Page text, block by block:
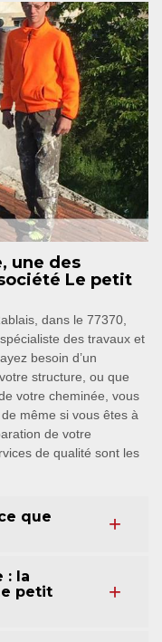
une des
Le petit
dans le 77370,
des travaux et
besoin d’un
structure, ou que
votre cheminée, vous
même si vous êtes à
de votre
de qualité sont les
que
: la
petit